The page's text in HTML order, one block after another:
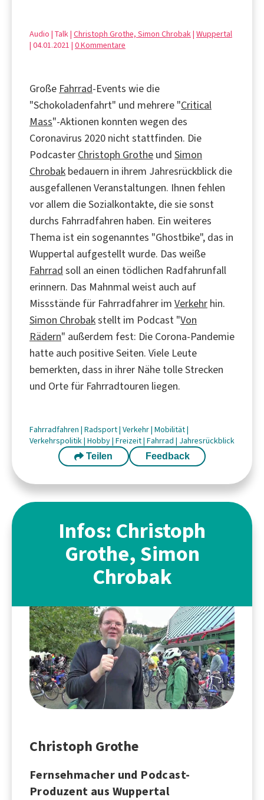
Audio | Talk | Christoph Grothe, Simon Chrobak| Wuppertal
| 04.01.2021 | 0 Kommentare
Große Fahrrad-Events wie die
"Schokoladenfahrt" und mehrere "Critical
Mass"-Aktionen konnten wegen des
Coronavirus 2020 nicht stattfinden. Die
Podcaster Christoph Grothe und Simon
Chrobak bedauern in ihrem Jahresrückblick die
ausgefallenen Veranstaltungen. Ihnen fehlen
vor allem die Sozialkontakte, die sie sonst
durchs Fahrradfahren haben. Ein weiteres
Thema ist ein sogenanntes "Ghostbike", das in
Wuppertal aufgestellt wurde. Das weiße
Fahrrad soll an einen tödlichen Radfahrunfall
erinnern. Das Mahnmal weist auch auf
Missstände für Fahrradfahrer im Verkehr hin.
Simon Chrobakstellt im Podcast "Von
Rädern" außerdem fest: Die Corona-Pandemie
hatte auch positive Seiten. Viele Leute
bemerkten, dass in ihrer Nähe tolle Strecken
und Orte für Fahrradtouren liegen.
Fahrradfahren | Radsport| Verkehr| Mobilität|
Verkehrspolitik| Hobby| Freizeit| Fahrrad | Jahresrückblick
Teilen Feedback
Infos: Christoph
Grothe, Simon
Chrobak
Christoph Grothe
Fernsehmacher und Podcast-
Produzent aus Wuppertal